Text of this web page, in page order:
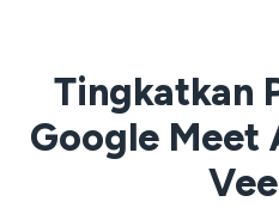
Tingkatkan
Google Meet